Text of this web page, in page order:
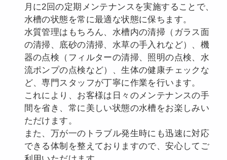
月に2回の定期メンテナンスを実施することで、
水槽の状態を常に最適な状態に保ちます。
水質管理はもちろん、水槽内の清掃（ガラス面
の清掃、底砂の清掃、水草の手入れなど）、機
器の点検（フィルターの清掃、照明の点検、水
流ポンプの点検など）、生体の健康チェックな
ど、専門スタッフが丁寧に作業を行います。
これにより、お客様は日々のメンテナンスの手
間を省き、常に美しい状態の水槽をお楽しみい
ただけます。
また、万が一のトラブル発生時にも迅速に対応
できる体制を整えておりますので、安心してご